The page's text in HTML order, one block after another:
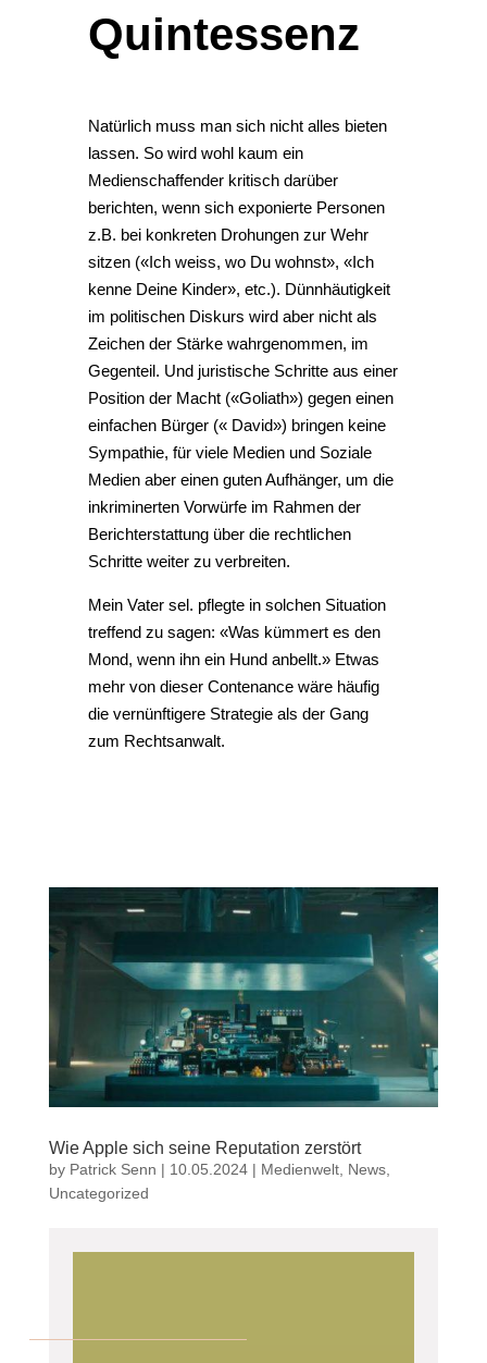
Quintessenz
Natürlich muss man sich nicht alles bieten
lassen. So wird wohl kaum ein
Medienschaffender kritisch darüber
berichten, wenn sich exponierte Personen
z.B. bei konkreten Drohungen zur Wehr
sitzen («Ich weiss, wo Du wohnst», «Ich
kenne Deine Kinder», etc.). Dünnhäutigkeit
im politischen Diskurs wird aber nicht als
Zeichen der Stärke wahrgenommen, im
Gegenteil. Und juristische Schritte aus einer
Position der Macht («Goliath») gegen einen
einfachen Bürger (« David») bringen keine
Sympathie, für viele Medien und Soziale
Medien aber einen guten Aufhänger, um die
inkriminerten Vorwürfe im Rahmen der
Berichterstattung über die rechtlichen
Schritte weiter zu verbreiten.
Mein Vater sel. pflegte in solchen Situation
treffend zu sagen: «Was kümmert es den
Mond, wenn ihn ein Hund anbellt.» Etwas
mehr von dieser Contenance wäre häufig
die vernünftigere Strategie als der Gang
zum Rechtsanwalt.
Wie Apple sich seine Reputation zerstört
by Patrick Senn | 10.05.2024| Medienwelt, News,
Uncategorized